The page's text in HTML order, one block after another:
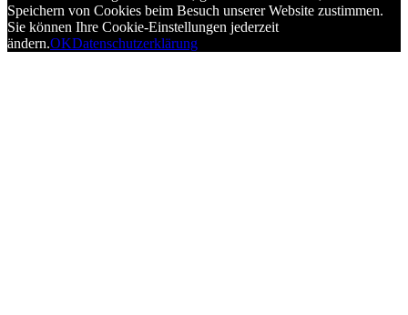
Speichern von Cookies beim Besuch unserer Website zustimmen.
Sie können Ihre Cookie-Einstellungen jederzeit
ändern.OKDatenschutzerklärung